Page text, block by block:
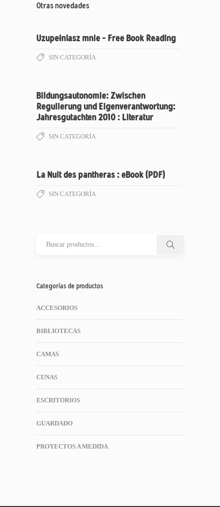
Otras novedades
Uzupełniasz mnie – Free Book Reading
SIN CATEGORÍA
Bildungsautonomie: Zwischen
Regulierung und Eigenverantwortung:
Jahresgutachten 2010 : Literatur
SIN CATEGORÍA
La Nuit des pantheras : eBook (PDF)
SIN CATEGORÍA
Categorías de productos
ACCESORIOS
BIBLIOTECAS
CAMAS
CUNAS
ESCRITORIOS
GUARDADO
PROYECTOS A MEDIDA